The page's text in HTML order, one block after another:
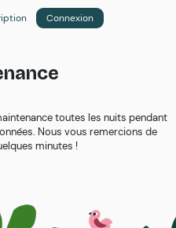
Connexion
toutes les nuits pendant
Nous vous remercions de
minutes !